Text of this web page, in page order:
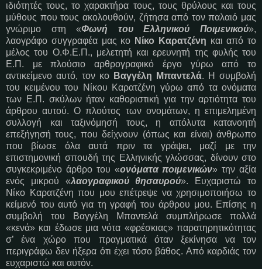
ιδιότητές τους, το χαρακτήρα τους, τους θρύλους και τους
μύθους που τους ακολουθούν, ζήτησα από τον παλαιό μας
γνώριμο στη «Φωνή του Ελληνικού Ποιμενικού»,
λαογράφο συγγραφέα μας κο Νίκο Καρατζένη και από το
μέλος του Ο.Φ.Ε.Π., μελετητή και ερευνητή της φυλής του
Ε.Π. με πλούσιο αρθρογραφικό έργο γύρω από το
αντικείμενο αυτό, τον κο Βαγγέλη Μπαντελά. Η συμβολή
του κειμένου του Νίκου Καρατζένη γύρω από τα ονόματα
των Ε.Π. σκύλων ήταν καθοριστική για την αρτιότητα του
άρθρου αυτού. Ο πλούτος των ονομάτων, η επιμελημένη
συλλογή και ταξινόμησή τους, η απόλυτα κατανοητή
επεξήγησή τους, που δείχνουν (όπως και είναι) άνθρωπο
που βίωσε όλα αυτά πριν τα γράψει, μαζί με την
επιστημονική σπουδή της Ελληνικής γλώσσας, δίνουν στο
συγκεκριμένο άρθρο του «ονόματα ποιμενικών» την αξία
ενός μικρού «λαογραφικού θησαυρού». Ευχαριστώ το
Νίκο Καρατζένη που μου επέτρεψε να χρησιμοποιήσω το
κείμενό του αυτό για τη γραφή του άρθρου μου. Επίσης η
συμβολή του Βαγγέλη Μπαντελά συμπλήρωσε πολλά
«κενά» και έδωσε μια νότα «φρέσκιας» παρατηρητικότητας
σ’ ένα χώρο που πραγματικά όταν ξεκίνησα να τον
περιγράφω δεν ήξερα ότι έχει τόσο βάθος. Από καρδιάς τον
ευχαριστώ και αυτόν.